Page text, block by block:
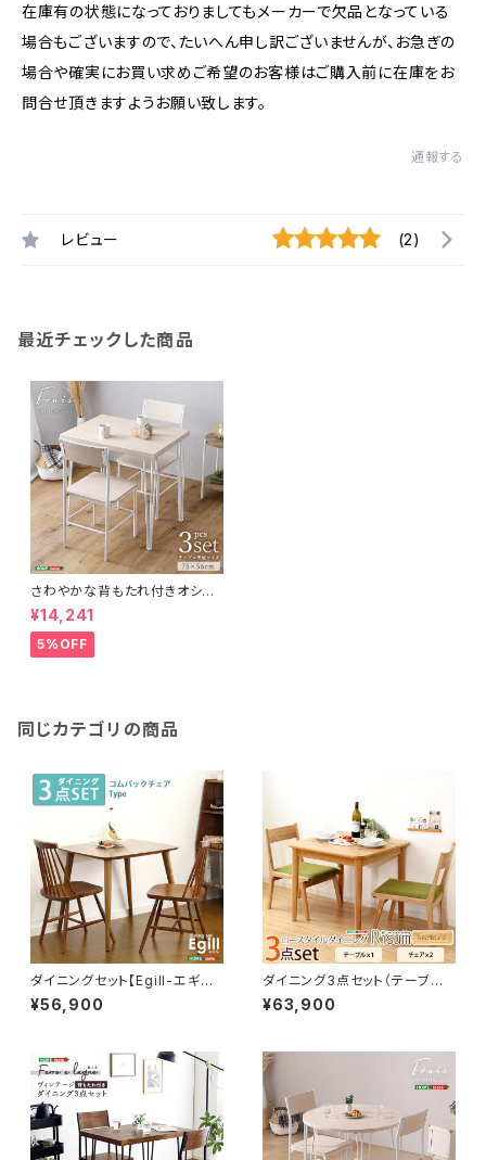
在庫有の状態になっておりましてもメーカーで欠品となっている
場合もございますので、たいへん申し訳ございませんが、お急ぎの
場合や確実にお買い求めご希望のお客様はご購入前に在庫をお
問合せ頂きますようお願い致します。
通報する
レビュー (2)
最近チェックした商品
さわやかな背もたれ付きオシャ
レダイニング3点セット BFR-3
¥14,241
5%OFF
同じカテゴリの商品
ダイニングセット【Egill-エギ
ル-】3点セット（コムバックチェア
タイプ） SH-01EGL-3C
¥56,900
ダイニング3点セット（テーブル
+チェア2脚）ナチュラルロータイ
プ 木製アッシュ材｜Risum-リ
¥63,900